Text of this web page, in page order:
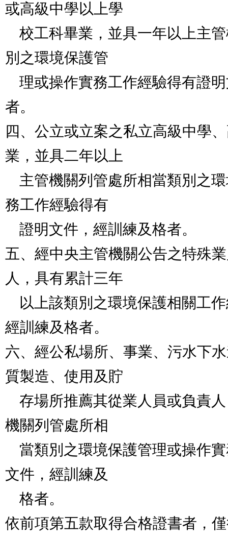
或高級中學以上學
別之環境保護管
者。
四、公立或立案之私立高級中學
業，並具二年以上
務工作經驗得有
五、經中央主管機關公告之特殊
人，具有累計三年
經訓練及格者。
六、經公私場所、事業、污水下
質製造、使用及貯
機關列管處所相
文件，經訓練及
依前項第五款取得合格證書者，